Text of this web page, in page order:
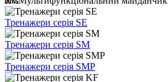
Тренажери серія SE
Тренажери серія SM
Тренажери серія SMP